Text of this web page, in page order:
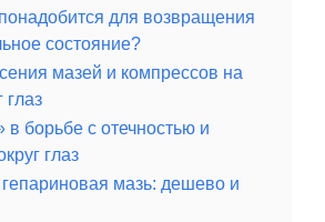
для возвращения
состояние?
мазей и компрессов на
глаз
в борьбе с отечностью и
глаз
мазь: дешево и